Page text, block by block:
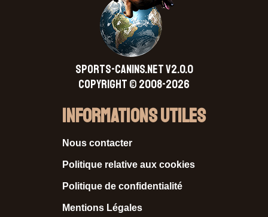
SPORTS-CANINS.NET V2.0.0
Copyright © 2008-2026
Informations Utiles
Nous contacter
Politique relative aux cookies
Politique de confidentialité
Mentions Légales